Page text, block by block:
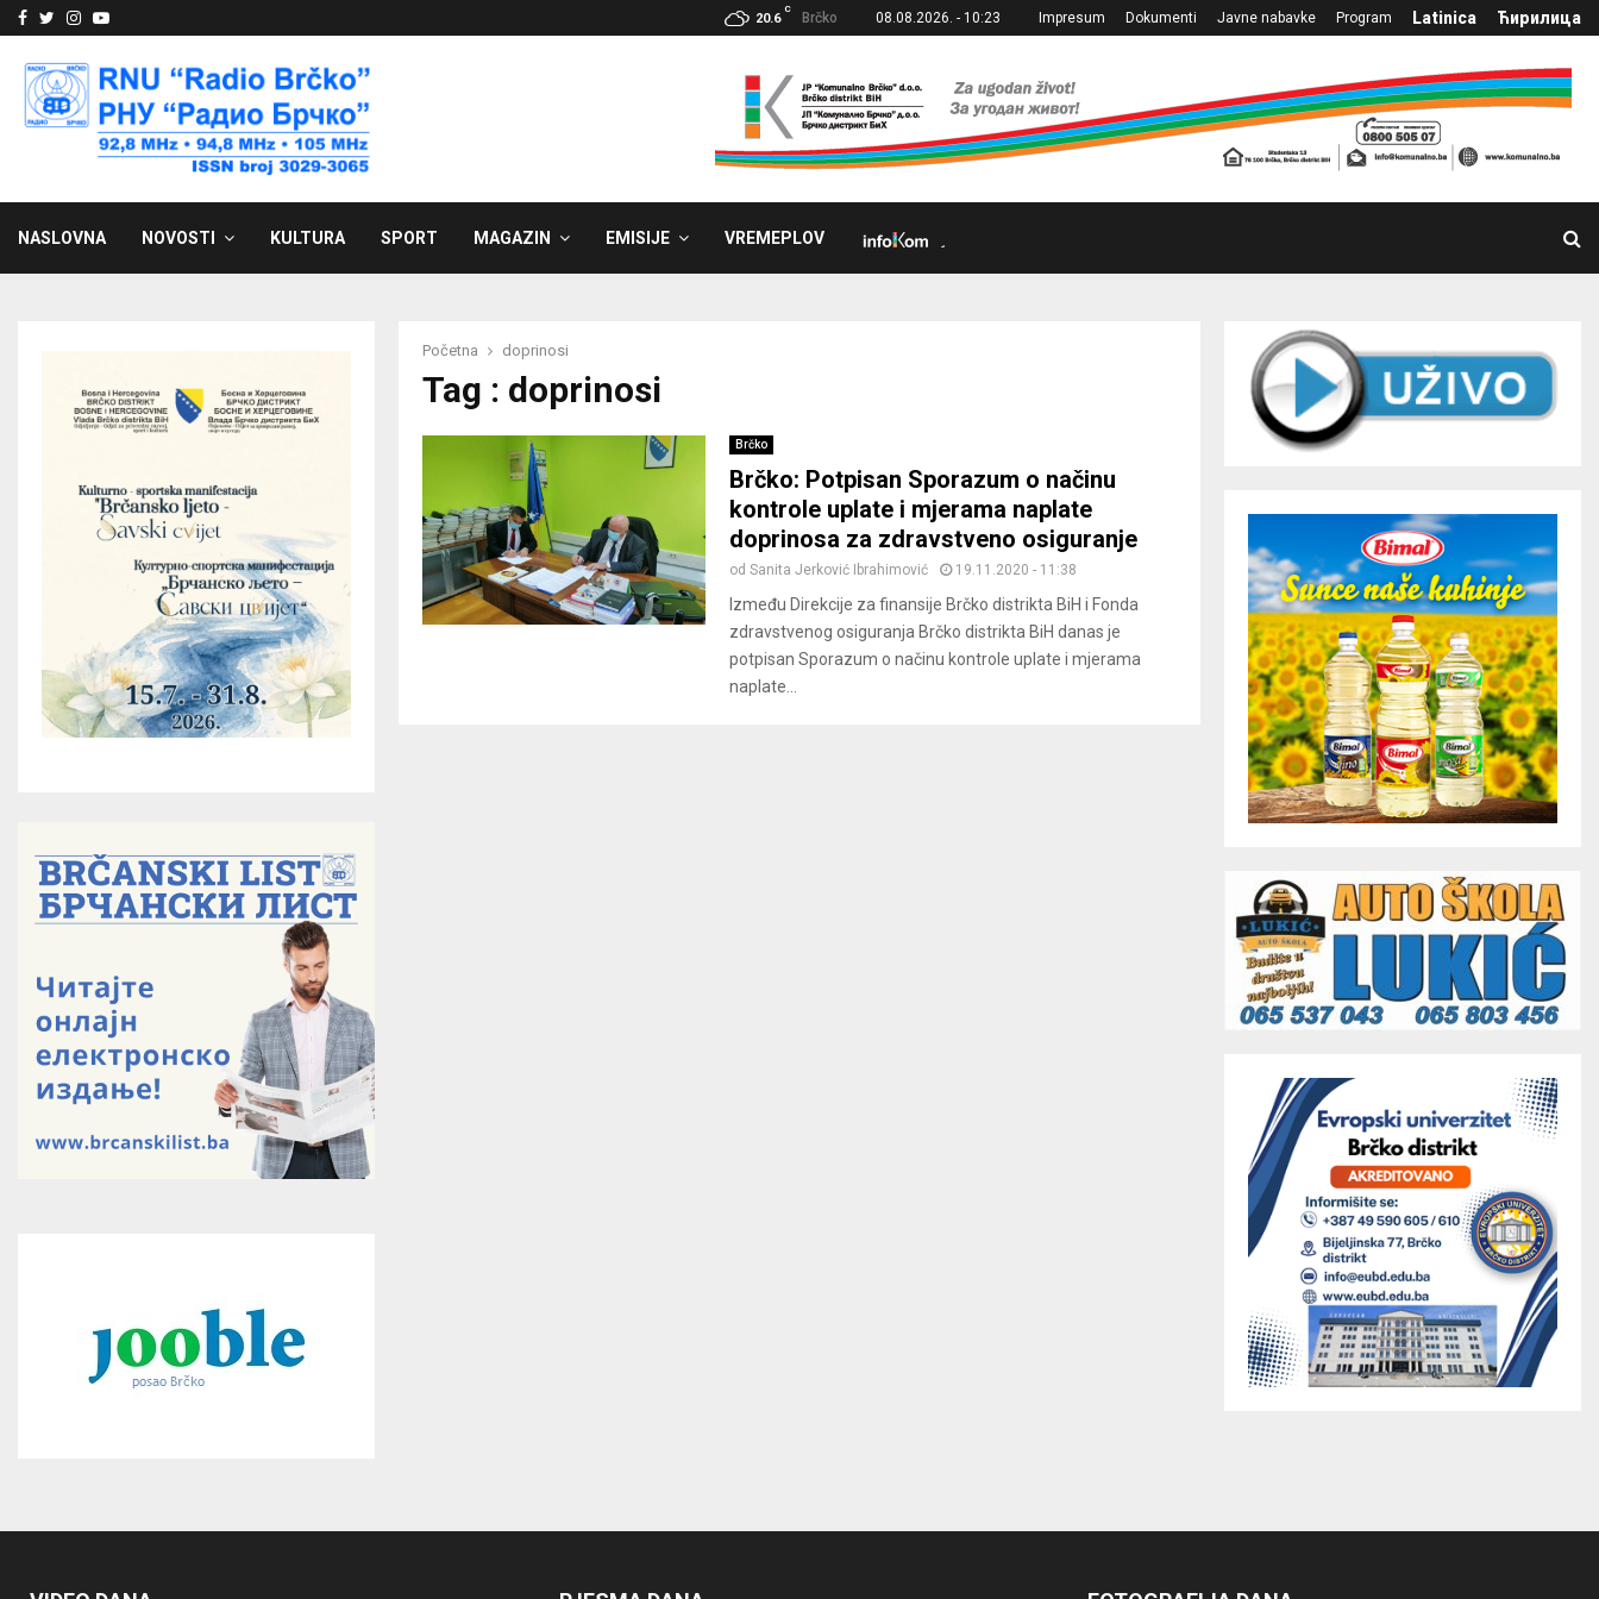
Facebook
Twitter
Instagram
Youtube 20.6
C
Brčko 08.08.2026. - 10:23 Impresum Dokumenti Javne nabavke Program Latinica Ћирилица
NASLOVNA NOVOSTI KULTURA SPORT MAGAZIN EMISIJE VREMEPLOV
Početna doprinosi
Tag : doprinosi
Brčko
Brčko: Potpisan Sporazum o načinu
kontrole uplate i mjerama naplate
doprinosa za zdravstveno osiguranje
od Sanita Jerković Ibrahimović 19.11.2020 - 11:38
Između Direkcije za finansije Brčko distrikta BiH i Fonda
zdravstvenog osiguranja Brčko distrikta BiH danas je
potpisan Sporazum o načinu kontrole uplate i mjerama
naplate...